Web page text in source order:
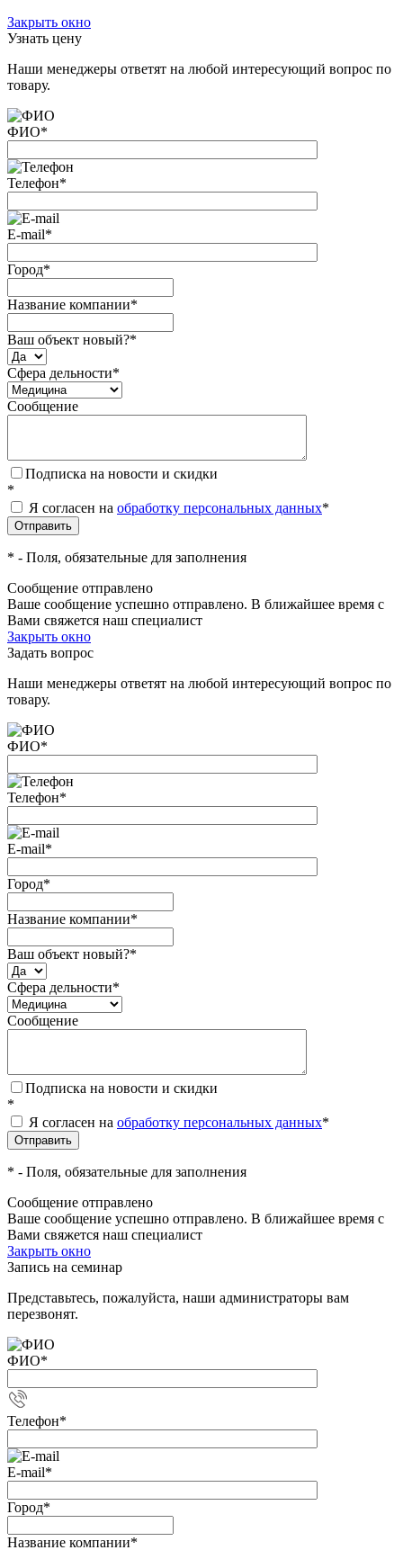
Закрыть окно
Узнать цену
Наши менеджеры ответят на любой интересующий вопрос по
товару.
ФИО*
Телефон*
E-mail*
Город*
Название компании*
Ваш объект новый?*
Сфера дельности*
Сообщение
Подписка на новости и скидки
*
Я согласен на обработку персональных данных*
* - Поля, обязательные для заполнения
Сообщение отправлено
Ваше сообщение успешно отправлено. В ближайшее время с
Вами свяжется наш специалист
Закрыть окно
Задать вопрос
Наши менеджеры ответят на любой интересующий вопрос по
товару.
ФИО*
Телефон*
E-mail*
Город*
Название компании*
Ваш объект новый?*
Сфера дельности*
Сообщение
Подписка на новости и скидки
*
Я согласен на обработку персональных данных*
* - Поля, обязательные для заполнения
Сообщение отправлено
Ваше сообщение успешно отправлено. В ближайшее время с
Вами свяжется наш специалист
Закрыть окно
Запись на семинар
Представьтесь, пожалуйста, наши администраторы вам
перезвонят.
ФИО*
Телефон*
E-mail*
Город*
Название компании*